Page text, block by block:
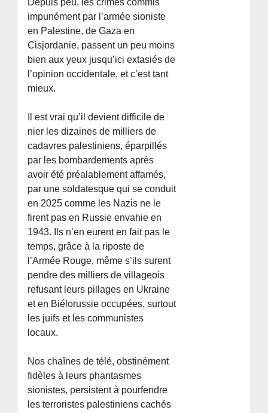
Depuis peu, les crimes commis
impunément par l’armée sioniste
en Palestine, de Gaza en
Cisjordanie, passent un peu moins
bien aux yeux jusqu’ici extasiés de
l’opinion occidentale, et c’est tant
mieux.
Il est vrai qu’il devient difficile de
nier les dizaines de milliers de
cadavres palestiniens, éparpillés
par les bombardements après
avoir été préalablement affamés,
par une soldatesque qui se conduit
en 2025 comme les Nazis ne le
firent pas en Russie envahie en
1943. Ils n’en eurent en fait pas le
temps, grâce à la riposte de
l’Armée Rouge, même s’ils surent
pendre des milliers de villageois
refusant leurs pillages en Ukraine
et en Biélorussie occupées, surtout
les juifs et les communistes
locaux.
Nos chaînes de télé, obstinément
fidèles à leurs phantasmes
sionistes, persistent à pourfendre
les terroristes palestiniens cachés